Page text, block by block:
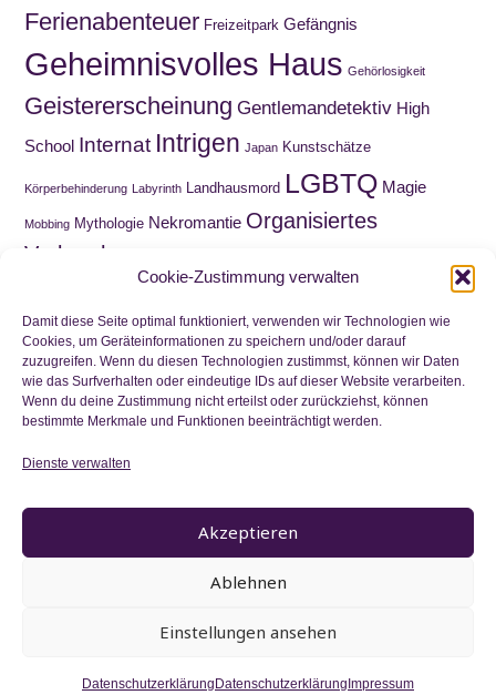
Cookie-Zustimmung verwalten
Damit diese Seite optimal funktioniert, verwenden wir Technologien wie
Cookies, um Geräteinformationen zu speichern und/oder darauf
zuzugreifen. Wenn du diesen Technologien zustimmst, können wir Daten
wie das Surfverhalten oder eindeutige IDs auf dieser Website verarbeiten.
Wenn du deine Zustimmung nicht erteilst oder zurückziehst, können
bestimmte Merkmale und Funktionen beeinträchtigt werden.
Dienste verwalten
Akzeptieren
Ablehnen
Einstellungen ansehen
DatenschutzerklärungDatenschutzerklärungImpressum
Ferienabenteuer Freizeitpark Gefängnis
Geheimnisvolles Haus Gehörlosigkeit
Geistererscheinung Gentlemandetektiv High
School Internat Intrigen Japan Kunstschätze
Körperbehinderung Labyrinth Landhausmord LGBTQ Magie
Mobbing Mythologie Nekromantie Organisiertes
Verbrechen
Schatzsuche Schnitzeljagd Schottland
Schule Trauer Viktorianische Ära Wahnsinn
Waisenkind Wirtschaftskrise Wortwitz Zeitreise
Zwillinge
Nichts mehr verpassen
© 2006 - 2025 by Maja Ilisch